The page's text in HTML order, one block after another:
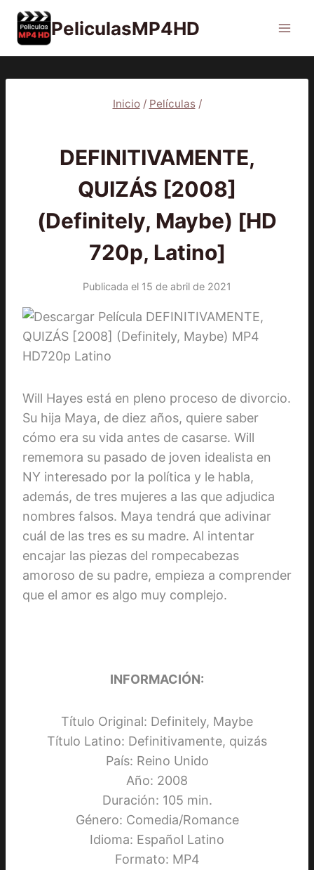
Saltar
contenido
PeliculasMP4HD
Inicio / Películas /
DEFINITIVAMENTE,
QUIZÁS [2008]
(Definitely, Maybe) [HD
720p, Latino]
Publicada el 15 de abril de 2021
Will Hayes está en pleno proceso de divorcio.
Su hija Maya, de diez años, quiere saber
cómo era su vida antes de casarse. Will
rememora su pasado de joven idealista en
NY interesado por la política y le habla,
además, de tres mujeres a las que adjudica
nombres falsos. Maya tendrá que adivinar
cuál de las tres es su madre. Al intentar
encajar las piezas del rompecabezas
amoroso de su padre, empieza a comprender
que el amor es algo muy complejo.
INFORMACIÓN:
Título Original: Definitely, Maybe
Título Latino: Definitivamente, quizás
País: Reino Unido
Año: 2008
Duración: 105 min.
Género: Comedia/Romance
Idioma: Español Latino
Formato: MP4